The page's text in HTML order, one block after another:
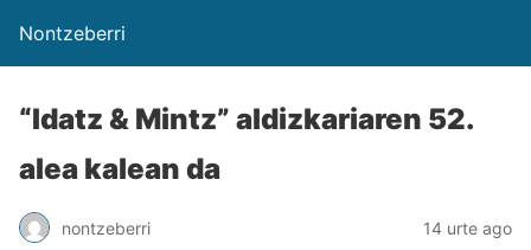
Nontzeberri
“Idatz & Mintz” aldizkariaren 52.
alea kalean da
nontzeberri 14 urte ago